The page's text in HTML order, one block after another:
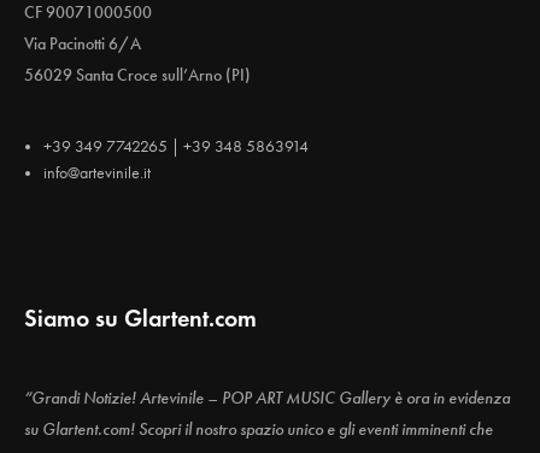
CF 90071000500
Via Pacinotti 6/A
56029 Santa Croce sull’Arno (PI)
+39 349 7742265 | +39 348 5863914
info@artevinile.it
Siamo su Glartent.com
“Grandi Notizie! Artevinile – POP ART MUSIC Gallery è ora in evidenza
su Glartent.com! Scopri il nostro spazio unico e gli eventi imminenti che